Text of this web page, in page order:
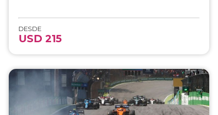
DESDE
USD 215